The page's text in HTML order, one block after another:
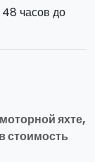
часов до
яхте,
стоимость